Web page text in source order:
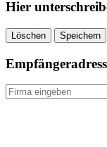
Hier
Löschen Speichern